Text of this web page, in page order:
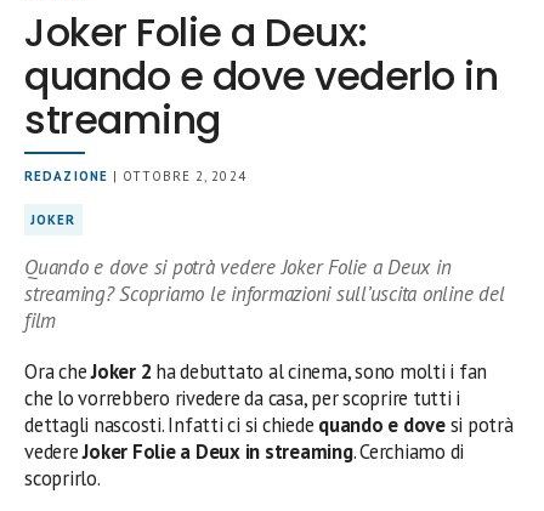
Joker Folie a Deux:
quando e dove vederlo in
streaming
REDAZIONE | OTTOBRE 2, 2024
JOKER
Quando e dove si potrà vedere Joker Folie a Deux in
streaming? Scopriamo le informazioni sull’uscita online del
film
Ora cheJoker 2 ha debuttato al cinema, sono molti i fan
che lo vorrebbero rivedere da casa, per scoprire tutti i
dettagli nascosti. Infatti ci si chiede quando e dovesi potrà
vedereJoker Folie a Deux in streaming. Cerchiamo di
scoprirlo.